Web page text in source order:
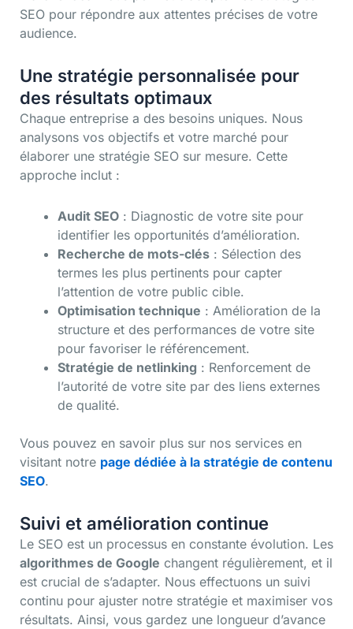
SEO pour répondre aux attentes précises de votre
audience.
Une stratégie personnalisée pour
des résultats optimaux
Chaque entreprise a des besoins uniques. Nous
analysons vos objectifs et votre marché pour
élaborer une stratégie SEO sur mesure. Cette
approche inclut :
Audit SEO : Diagnostic de votre site pour
identifier les opportunités d’amélioration.
Recherche de mots-clés : Sélection des
termes les plus pertinents pour capter
l’attention de votre public cible.
Optimisation technique : Amélioration de la
structure et des performances de votre site
pour favoriser le référencement.
Stratégie de netlinking : Renforcement de
l’autorité de votre site par des liens externes
de qualité.
Vous pouvez en savoir plus sur nos services en
visitant notre page dédiée à la stratégie de contenu
SEO.
Suivi et amélioration continue
Le SEO est un processus en constante évolution. Les
algorithmes de Google changent régulièrement, et il
est crucial de s’adapter. Nous effectuons un suivi
continu pour ajuster notre stratégie et maximiser vos
résultats. Ainsi, vous gardez une longueur d’avance